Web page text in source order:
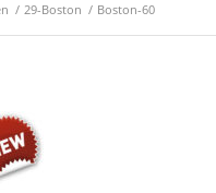
/ 29-Boston / Boston-60